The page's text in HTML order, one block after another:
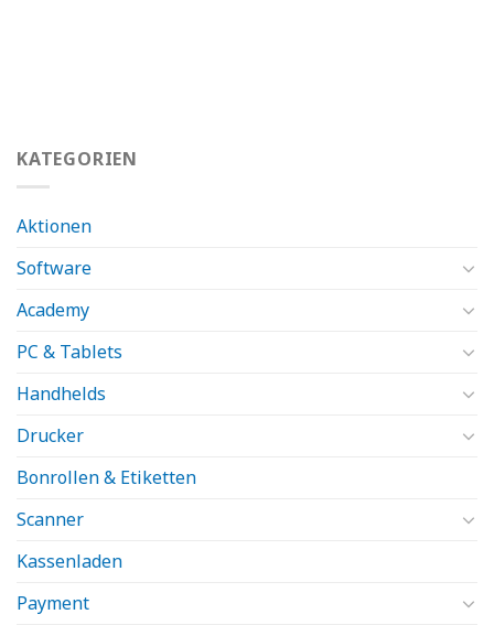
KATEGORIEN
Aktionen
Software
Academy
PC & Tablets
Handhelds
Drucker
Bonrollen & Etiketten
Scanner
Kassenladen
Payment